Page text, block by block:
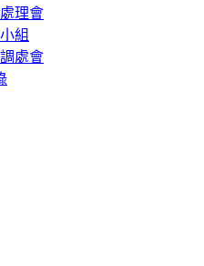
理會
組
處會